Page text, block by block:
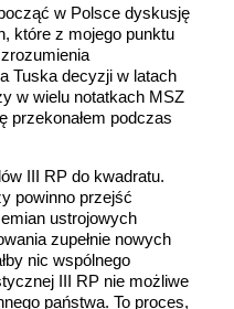
w Polsce dyskusję
które z mojego punktu
Tuska decyzji w latach
w wielu notatkach MSZ
przekonałem podczas
III RP do kwadratu.
powinno przejść
ustrojowych
zupełnie nowych
nic wspólnego
III RP nie możliwe
państwa. To proces,